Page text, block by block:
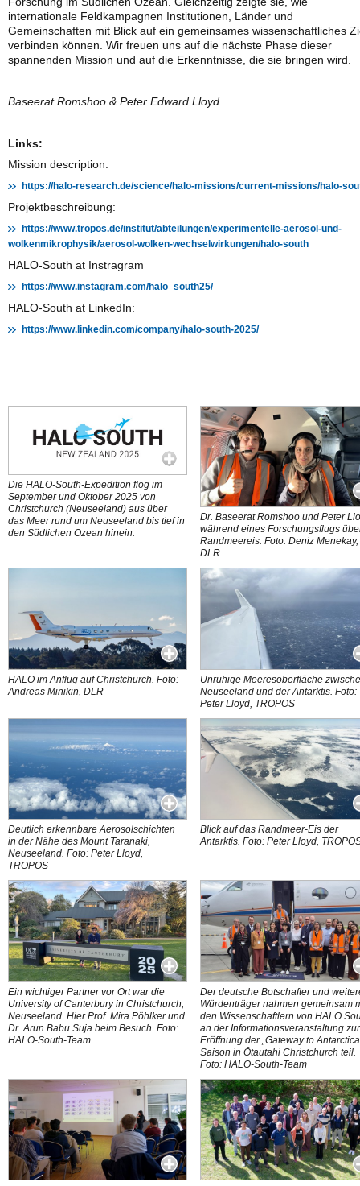
internationale Feldkampagnen Institutionen, Länder und
Gemeinschaften mit Blick auf ein gemeinsames wissenschaftliches
verbinden können. Wir freuen uns auf die nächste Phase dieser
spannenden Mission und auf die Erkenntnisse, die sie bringen wird.
Baseerat Romshoo & Peter Edward Lloyd
Links:
Mission description:
https://halo-research.de/science/halo-missions/current-missions/halo-
Projektbeschreibung:
https://www.tropos.de/institut/abteilungen/experimentelle-aerosol-und-
wolkenmikrophysik/aerosol-wolken-wechselwirkungen/halo-south
HALO-South at Instragram
https://www.instagram.com/halo_south25/
HALO-South at LinkedIn:
https://www.linkedin.com/company/halo-south-2025/
Die HALO-South-Expedition flog im
September und Oktober 2025 von
Christchurch (Neuseeland) aus über
das Meer rund um Neuseeland bis tief in
den Südlichen Ozean hinein.
Dr. Baseerat Romshoo und Peter
während eines Forschungsflugs
Randmeereis. Foto: Deniz Menekay,
DLR
HALO im Anflug auf Christchurch. Foto:
Andreas Minikin, DLR
Unruhige Meeresoberfläche
Neuseeland und der Antarktis. Foto:
Peter Lloyd, TROPOS
Deutlich erkennbare Aerosolschichten
in der Nähe des Mount Taranaki,
Neuseeland. Foto: Peter Lloyd,
TROPOS
Blick auf das Randmeer-Eis der
Antarktis. Foto: Peter Lloyd,
Ein wichtiger Partner vor Ort war die
University of Canterbury in Christchurch,
Neuseeland. Hier Prof. Mira Pöhlker und
Dr. Arun Babu Suja beim Besuch. Foto:
HALO-South-Team
Der deutsche Botschafter und
Würdenträger nahmen gemeinsam
den Wissenschaftlern von HALO
an der Informationsveranstaltung zur
Eröffnung der „Gateway to
Saison in Ōtautahi Christchurch teil.
Foto: HALO-South-Team